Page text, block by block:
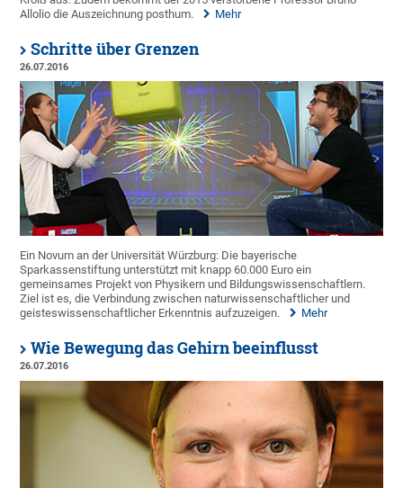
Allolio die Auszeichnung posthum.
Mehr
Schritte über Grenzen
26.07.2016
Ein Novum an der Universität Würzburg: Die bayerische
Sparkassenstiftung unterstützt mit knapp 60.000 Euro ein
gemeinsames Projekt von Physikern und Bildungswissenschaftlern.
Ziel ist es, die Verbindung zwischen naturwissenschaftlicher und
geisteswissenschaftlicher Erkenntnis aufzuzeigen.
Mehr
Wie Bewegung das Gehirn beeinflusst
26.07.2016